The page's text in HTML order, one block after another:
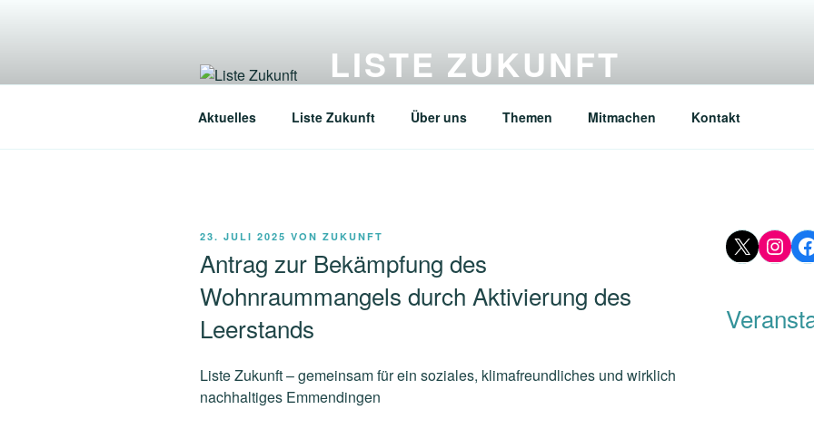
LISTE ZUKUNFT
Aktuelles Liste Zukunft Über uns Themen Mitmachen Kontakt
VERÖFFENTLICHT
23. JULI 2025 VON ZUKUNFT
Antrag zur Bekämpfung des
Wohnraummangels durch Aktivierung des
Leerstands
Liste Zukunft – gemeinsam für ein soziales, klimafreundliches und wirklich
nachhaltiges Emmendingen
X